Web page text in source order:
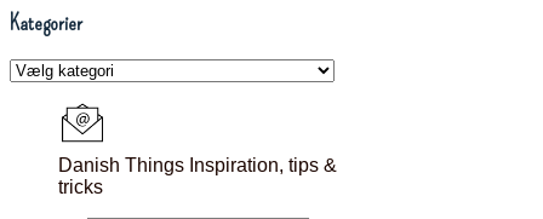
Kategorier
Kategorier
Danish Things Inspiration, tips &
tricks